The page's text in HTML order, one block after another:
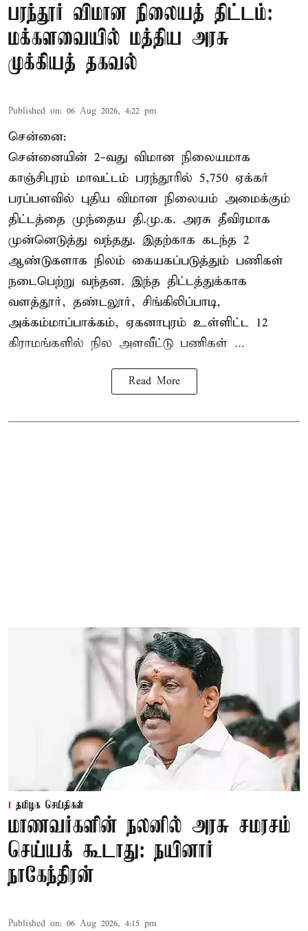
பரந்தூர் விமான நிலையத் திட்டம்:
மக்களவையில் மத்திய அரசு
முக்கியத் தகவல்
Published on: 06 Aug 2026, 4:22 pm
சென்னை:
சென்னையின் 2-வது விமான நிலையமாக
காஞ்சிபுரம் மாவட்டம் பரந்தூரில் 5,750 ஏக்கர்
பரப்பளவில் புதிய விமான நிலையம் அமைக்கும்
திட்டத்தை முந்தைய தி.மு.க. அரசு தீவிரமாக
முன்னெடுத்து வந்தது. இதற்காக கடந்த 2
ஆண்டுகளாக நிலம் கையகப்படுத்தும் பணிகள்
நடைபெற்று வந்தன. இந்த திட்டத்துக்காக
வளத்தூர், தண்டலூர், சிங்கிலிப்பாடி,
அக்கம்மாப்பாக்கம், ஏகனாபுரம் உள்ளிட்ட 12
கிராமங்களில் நில அளவீட்டு பணிகள் ...
Read More
தமிழக செய்திகள்
மாணவர்களின் நலனில் அரசு சமரசம்
செய்யக் கூடாது: நயினார்
நாகேந்திரன்
Published on: 06 Aug 2026, 4:15 pm